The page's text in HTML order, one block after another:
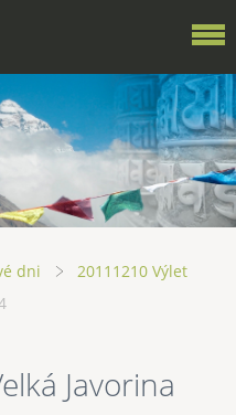
dni
20111210 Výlet
Javorina